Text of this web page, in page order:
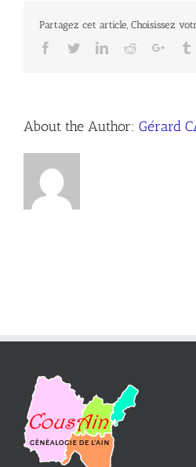
Partagez cet article, Choisissez
Facebook
TwitterLinkedIn
Reddit
About the Author: Gérard